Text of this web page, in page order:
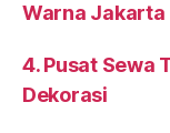
Warna Jakarta
4. Pusat Sewa
Dekorasi